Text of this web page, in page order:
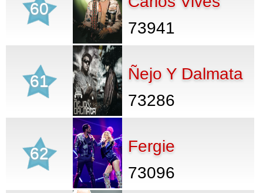
60
73941
61
Ñejo Y Dalmata
73286
62
Fergie
73096